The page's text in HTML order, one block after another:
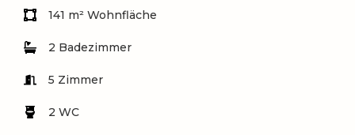
141 m² Wohnfläche
2 Badezimmer
5 Zimmer
2 WC